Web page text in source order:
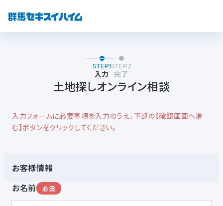
STEP1
入力
STEP2
完了
土地探しオンライン相談
入力フォームに必要事項を入力のうえ、下部の【確認画面へ進
む】ボタンをクリックしてください。
お客様情報
必須
お名前